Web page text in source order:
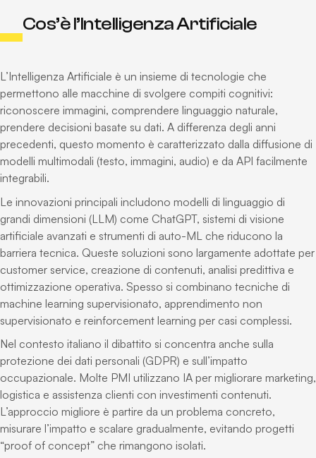
Cos’è l’Intelligenza Artificiale
L’Intelligenza Artificiale è un insieme di tecnologie che
permettono alle macchine di svolgere compiti cognitivi:
riconoscere immagini, comprendere linguaggio naturale,
prendere decisioni basate su dati. A differenza degli anni
precedenti, questo momento è caratterizzato dalla diffusione di
modelli multimodali (testo, immagini, audio) e da API facilmente
integrabili.
Le innovazioni principali includono modelli di linguaggio di
grandi dimensioni (LLM) come ChatGPT, sistemi di visione
artificiale avanzati e strumenti di auto-ML che riducono la
barriera tecnica. Queste soluzioni sono largamente adottate per
customer service, creazione di contenuti, analisi predittiva e
ottimizzazione operativa. Spesso si combinano tecniche di
machine learning supervisionato, apprendimento non
supervisionato e reinforcement learning per casi complessi.
Nel contesto italiano il dibattito si concentra anche sulla
protezione dei dati personali (GDPR) e sull’impatto
occupazionale. Molte PMI utilizzano IA per migliorare marketing,
logistica e assistenza clienti con investimenti contenuti.
L’approccio migliore è partire da un problema concreto,
misurare l’impatto e scalare gradualmente, evitando progetti
“proof of concept” che rimangono isolati.